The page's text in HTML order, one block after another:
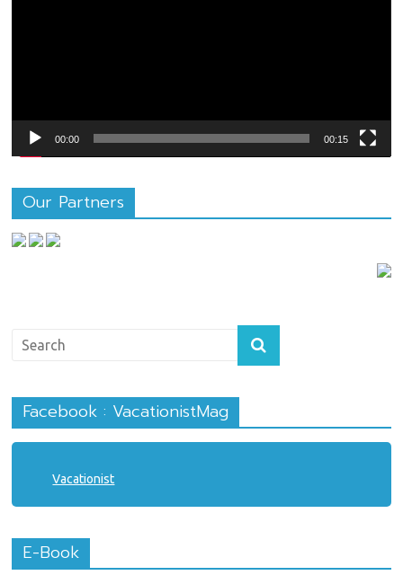
00:00 00:15
Our Partners
Facebook : VacationistMag
Vacationist
E-Book